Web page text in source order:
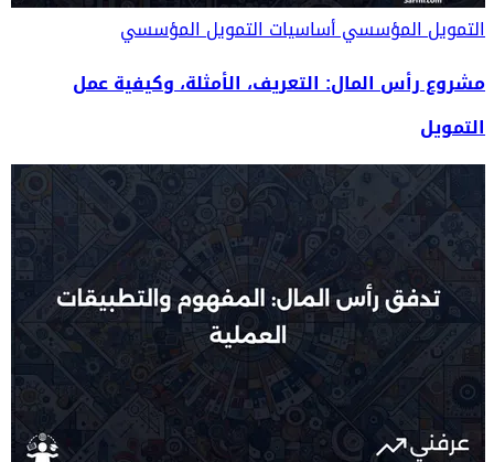
التمويل المؤسسيأساسيات التمويل المؤسسي
مشروع رأس المال: التعريف، الأمثلة، وكيفية عمل
التمويل